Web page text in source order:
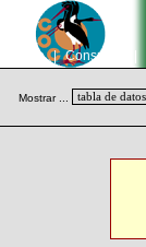
Inicio | Consultas
Mostrar ...